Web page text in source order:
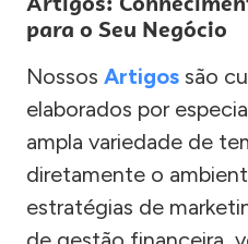
para o Seu Negócio
Nossos Artigos são
elaborados por
ampla variedade de
diretamente o
estratégias de